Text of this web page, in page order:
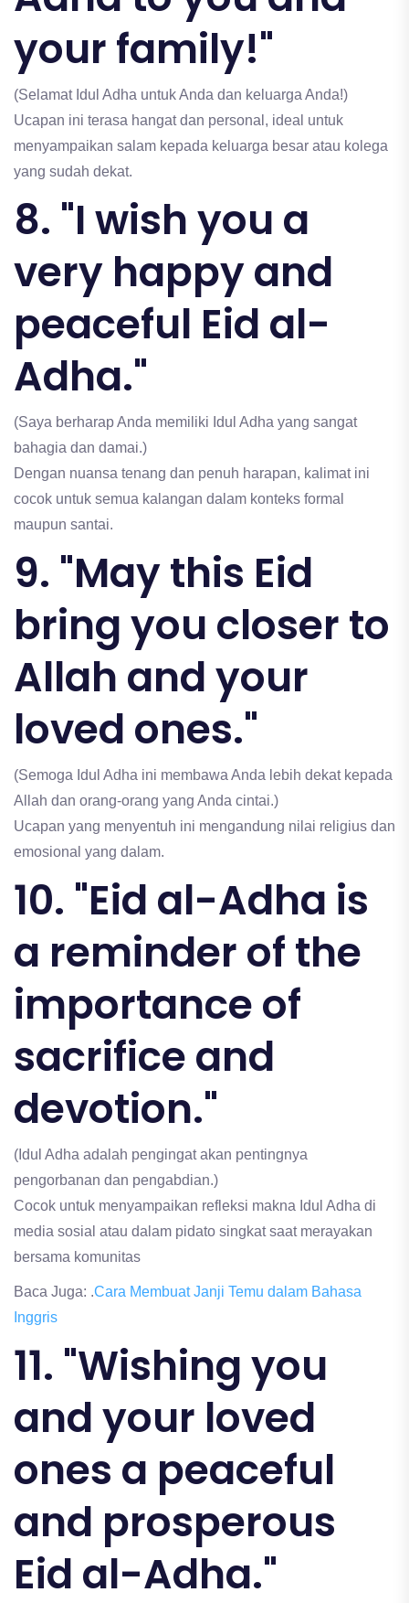
your family!"
(Selamat Idul Adha untuk Anda dan keluarga Anda!)
Ucapan ini terasa hangat dan personal, ideal untuk
menyampaikan salam kepada keluarga besar atau kolega
yang sudah dekat.
8. "I wish you a
very happy and
peaceful Eid al-
Adha."
(Saya berharap Anda memiliki Idul Adha yang sangat
bahagia dan damai.)
Dengan nuansa tenang dan penuh harapan, kalimat ini
cocok untuk semua kalangan dalam konteks formal
maupun santai.
9. "May this Eid
bring you closer to
Allah and your
loved ones."
(Semoga Idul Adha ini membawa Anda lebih dekat kepada
Allah dan orang-orang yang Anda cintai.)
Ucapan yang menyentuh ini mengandung nilai religius dan
emosional yang dalam.
10. "Eid al-Adha is
a reminder of the
importance of
sacrifice and
devotion."
(Idul Adha adalah pengingat akan pentingnya
pengorbanan dan pengabdian.)
Cocok untuk menyampaikan refleksi makna Idul Adha di
media sosial atau dalam pidato singkat saat merayakan
bersama komunitas
Baca Juga: .Cara Membuat Janji Temu dalam Bahasa
Inggris
11. "Wishing you
and your loved
ones a peaceful
and prosperous
Eid al-Adha."